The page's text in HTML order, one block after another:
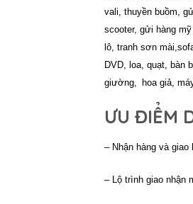
vali, thuyền buồm,
scooter, gửi hàng
lô, tranh sơn mài,
DVD, loa, quạt, bàn
giường,
hoa giả,
ƯU ĐIỂM
– Nhận hàng và
– Lộ trình giao nhận